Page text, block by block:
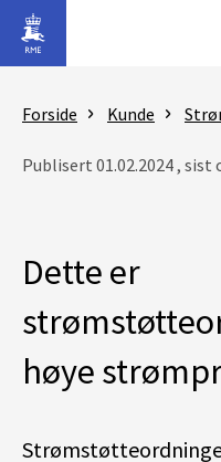
Gå til hovedinnhold
Forside Kunde
Publisert 01.02.2024 , sist
Dette er
høye